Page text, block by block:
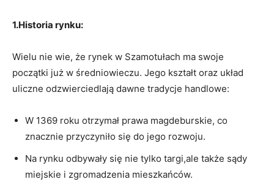
1.Historia rynku:
Wielu nie wie, że rynek w Szamotułach ma swoje
początki już w średniowieczu. Jego kształt oraz układ
uliczne odzwierciedlają dawne tradycje handlowe:
W 1369 roku otrzymał prawa magdeburskie, co
znacznie przyczyniło się do jego rozwoju.
Na rynku odbywały się nie tylko targi,ale także sądy
miejskie i zgromadzenia mieszkańców.